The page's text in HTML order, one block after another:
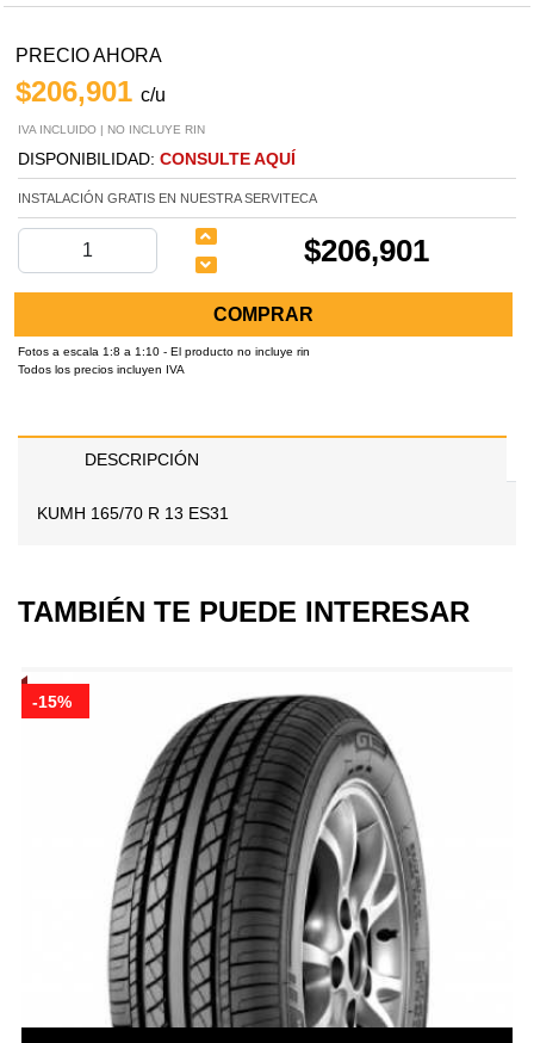
PRECIO AHORA
$206,901 c/u
IVA INCLUIDO | NO INCLUYE RIN
DISPONIBILIDAD: CONSULTE AQUÍ
INSTALACIÓN GRATIS EN NUESTRA SERVITECA
$206,901
COMPRAR
Fotos a escala 1:8 a 1:10 - El producto no incluye rin
Todos los precios incluyen IVA
DESCRIPCIÓN
KUMH 165/70 R 13 ES31
TAMBIÉN TE PUEDE INTERESAR
-15%